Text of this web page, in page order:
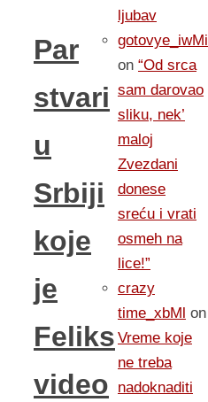
Par
stvari
u
Srbiji
koje
je
Feliks
video
ljubav
gotovye_iwMi
on “Od srca
sam darovao
sliku, nek’
maloj
Zvezdani
donese
sreću i vrati
osmeh na
lice!”
crazy
time_xbMl on
Vreme koje
ne treba
nadoknaditi